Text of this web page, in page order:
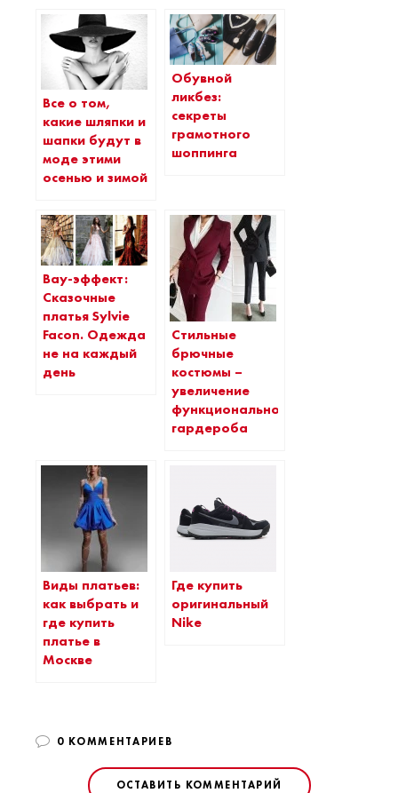
Все о том,
какие шляпки и
шапки будут в
моде этими
осенью и зимой
Обувной
ликбез:
секреты
грамотного
шоппинга
Вау-эффект:
Сказочные
платья Sylvie
Facon. Одежда
не на каждый
день
Стильные
брючные
костюмы –
увеличение
функциональности
гардероба
Виды платьев:
как выбрать и
где купить
платье в
Москве
Где купить
оригинальный
Nike
0 КОММЕНТАРИЕВ
ОСТАВИТЬ КОММЕНТАРИЙ